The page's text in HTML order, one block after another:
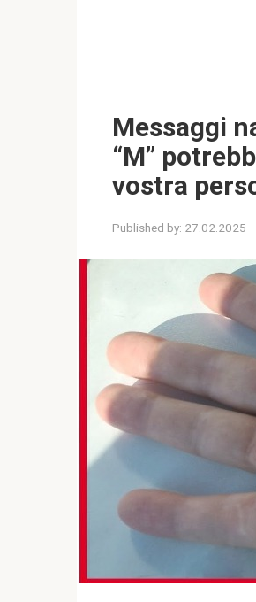
Messaggi
“M”
vostra
Published by: 27.02.2025